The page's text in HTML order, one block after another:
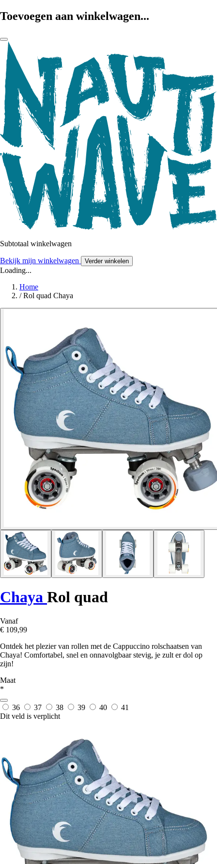
Toevoegen aan winkelwagen...
Subtotaal winkelwagen
Bekijk mijn winkelwagen Verder winkelen
Loading...
Home
/ Rol quad Chaya
Chaya Rol quad
Vanaf
€ 109,99
Ontdek het plezier van rollen met de Cappuccino rolschaatsen van
Chaya! Comfortabel, snel en onnavolgbaar stevig, je zult er dol op
zijn!
Maat
*
36 37 38 39 40
41
Dit veld is verplicht